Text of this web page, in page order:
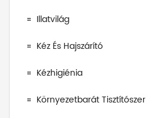
Illatvilág
Kéz És Hajszárító
Kézhigiénia
Környezetbarát Tisztítószer